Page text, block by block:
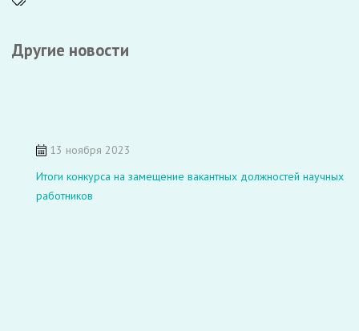
Другие новости
13 ноября 2023
Итоги конкурса на замещение вакантных должностей научных
работников